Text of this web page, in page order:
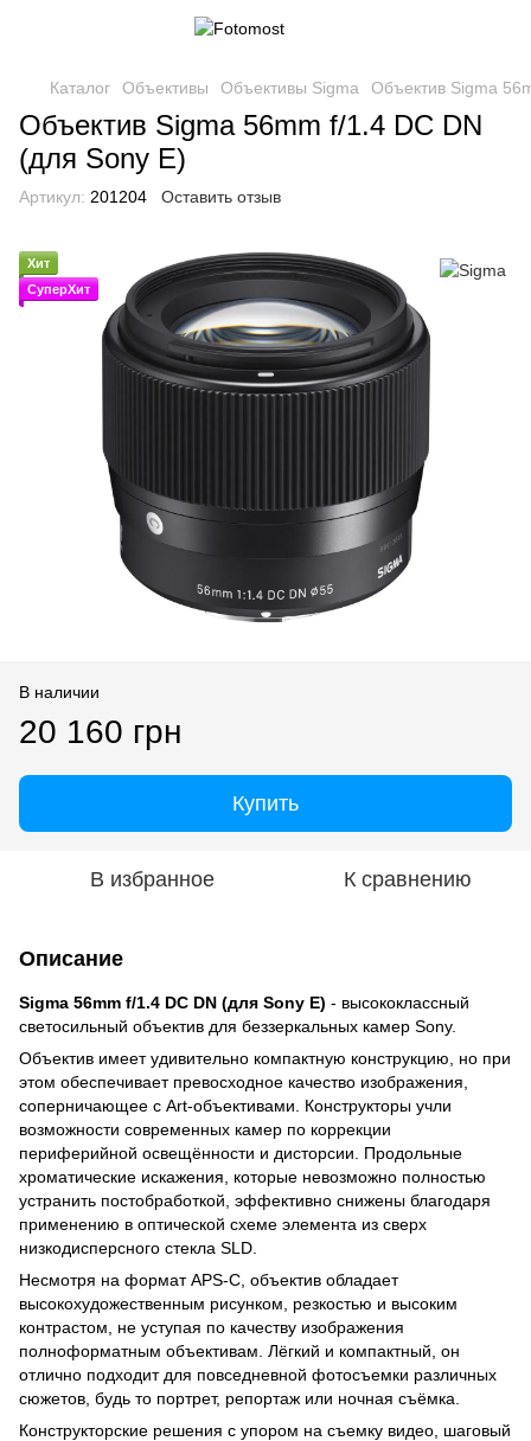
Каталог Объективы Объективы Sigma Объектив Sigma
Объектив Sigma 56mm f/1.4 DC DN
(для Sony E)
Артикул: 201204 Оставить отзыв
Хит
СуперХит
В наличии
20 160 грн
Купить
В избранное К сравнению
Описание
Sigma 56mm f/1.4 DC DN (для Sony E) - высококлассный
светосильный объектив для беззеркальных камер Sony.
Объектив имеет удивительно компактную конструкцию, но при
этом обеспечивает превосходное качество изображения,
соперничающее с Art-объективами. Конструкторы учли
возможности современных камер по коррекции
периферийной освещённости и дисторсии. Продольные
хроматические искажения, которые невозможно полностью
устранить постобработкой, эффективно снижены благодаря
применению в оптической схеме элемента из сверх
низкодисперсного стекла SLD.
Несмотря на формат APS-C, объектив обладает
высокохудожественным рисунком, резкостью и высоким
контрастом, не уступая по качеству изображения
полноформатным объективам. Лёгкий и компактный, он
отлично подходит для повседневной фотосъемки различных
сюжетов, будь то портрет, репортаж или ночная съёмка.
Конструкторские решения с упором на съемку видео, шаговый